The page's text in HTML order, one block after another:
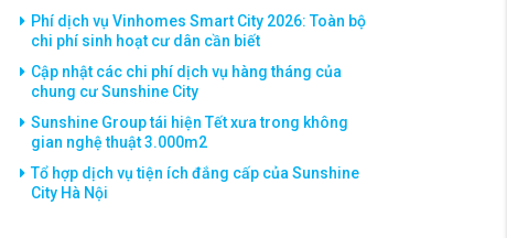
Phí dịch vụ Vinhomes Smart City 2026: Toàn bộ
chi phí sinh hoạt cư dân cần biết
Cập nhật các chi phí dịch vụ hàng tháng của
chung cư Sunshine City
Sunshine Group tái hiện Tết xưa trong không
gian nghệ thuật 3.000m2
Tổ hợp dịch vụ tiện ích đắng cấp của Sunshine
City Hà Nội